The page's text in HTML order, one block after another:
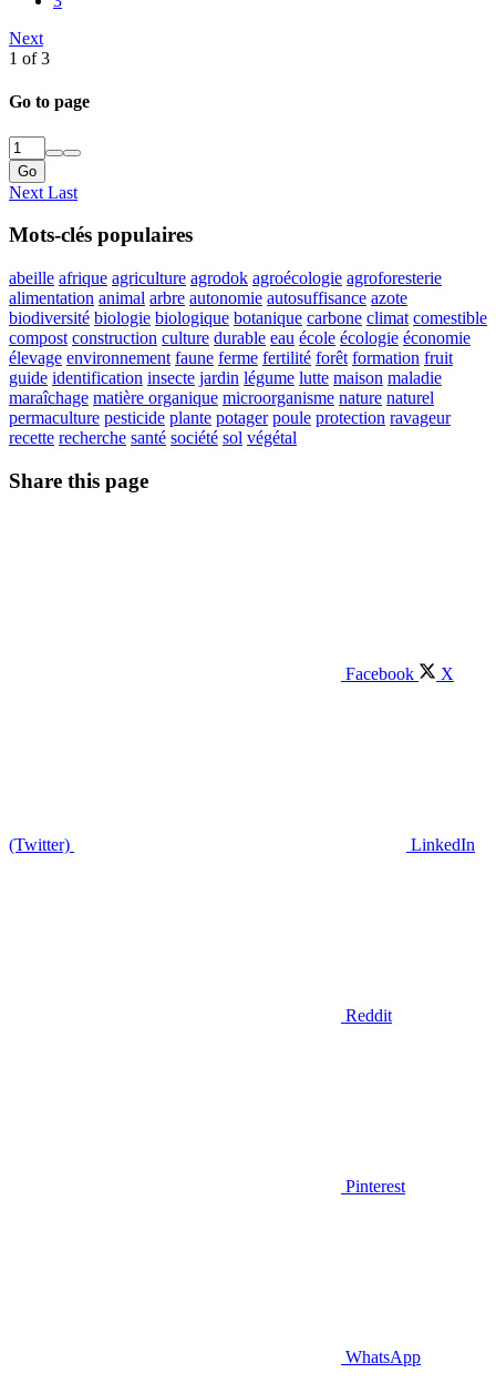
Next
1 of 3
Go to page
Go
Next Last
Mots-clés populaires
abeille afrique agriculture agrodok agroécologie agroforesterie
alimentation animal arbre autonomie autosuffisance azote
biodiversité biologie biologique botanique carbone climat comestible
compost construction culture durable eau école écologie économie
élevage environnement faune ferme fertilité forêt formation fruit
guide identification insecte jardin légume lutte maison maladie
maraîchage matière organique microorganisme nature naturel
permaculture pesticide plante potager poule protection ravageur
recette recherche santé société sol végétal
Share this page
Facebook X
(Twitter) LinkedIn
Reddit
Pinterest
WhatsApp